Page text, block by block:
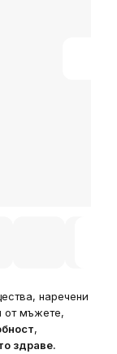
наречени
от мъжете,
,
здраве.